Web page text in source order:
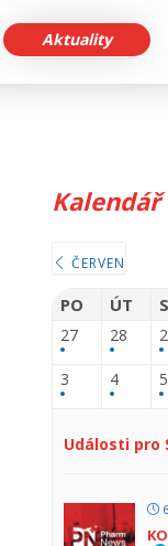
Aktuality
ČERVEN
PO ÚT
27 28
3 4 5
Události pro